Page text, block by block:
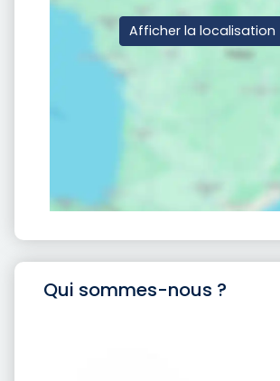
Afficher la localisation
Qui sommes-nous ?